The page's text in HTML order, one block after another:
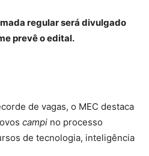
regular será divulgado
prevê o edital.
de vagas, o MEC destaca
campi no processo
de tecnologia, inteligência